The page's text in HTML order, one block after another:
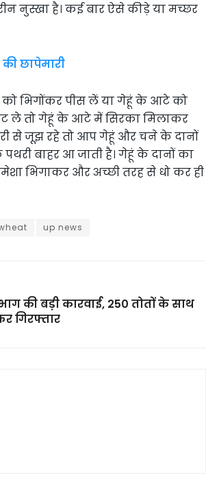
नुस्खा है। कई बार ऐसे कीड़े या मच्छर
छापेमारी
को भिगोंकर पीस लें या गेहूं के आटे को
ले तो गेहूं के आटे में सिरका मिलाकर
से जूझ रहे तो आप गेहूं और चने के दानों
बाहर आ जाती है। गेहूं के दानों का
भिगाकर और अच्छी तरह से धो कर ही
up news
की बड़ी कारवाई, 250 तोतों के साथ
गिरफ्तार